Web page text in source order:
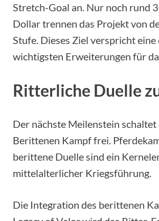
Stretch-Goal an. Nur noch rund
Dollar trennen das Projekt von
Stufe. Dieses Ziel verspricht eine
wichtigsten Erweiterungen für
Ritterliche Duelle
Der nächste Meilenstein schaltet
Berittenen Kampf frei.
berittene Duelle sind ein
mittelalterlicher Kriegsführung.
Die Integration des berittenen